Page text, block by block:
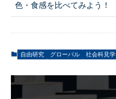
色・食感を比べてみよう！
自由研究 グローバル 社会科見学